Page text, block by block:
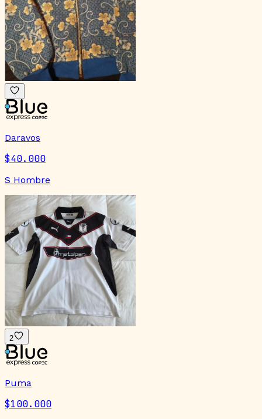
Daravos
$40.000
S Hombre
2
Puma
$100.000